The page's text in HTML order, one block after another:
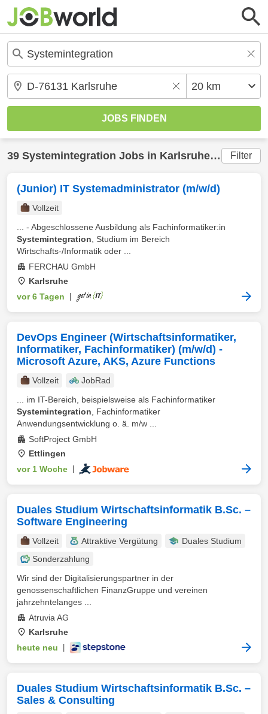
39 Systemintegration Jobs in Karlsruhe(20 km)
Filter
(Junior) IT Systemadministrator (m/w/d)
Vollzeit
... - Abgeschlossene Ausbildung als Fachinformatiker:in
Systemintegration , Studium im Bereich
Wirtschafts-/Informatik oder ...
FERCHAU GmbH
Karlsruhe
vor 6 Tagen
DevOps Engineer (Wirtschaftsinformatiker,
Informatiker, Fachinformatiker) (m/w/d) -
Microsoft Azure, AKS, Azure Functions
Vollzeit
JobRad
... im IT-Bereich, beispielsweise als Fachinformatiker
Systemintegration , Fachinformatiker
Anwendungsentwicklung o. ä. m/w ...
SoftProject GmbH
Ettlingen
vor 1 Woche
Duales Studium Wirtschaftsinformatik B.Sc. –
Software Engineering
Vollzeit Attraktive Vergütung
Duales Studium
Sonderzahlung
Wir sind der Digitalisierungspartner in der
genossenschaftlichen FinanzGruppe und vereinen
jahrzehntelanges ...
Atruvia AG
Karlsruhe
heute neu
Duales Studium Wirtschaftsinformatik B.Sc. –
Sales & Consulting